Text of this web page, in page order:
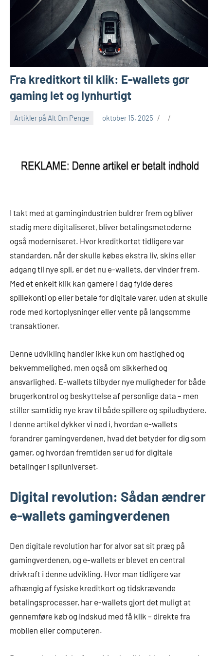
Fra kreditkort til klik: E-wallets gør
gaming let og lynhurtigt
Artikler på Alt Om Penge oktober 15, 2025
I takt med at gamingindustrien buldrer frem og bliver
stadig mere digitaliseret, bliver betalingsmetoderne
også moderniseret. Hvor kreditkortet tidligere var
standarden, når der skulle købes ekstra liv, skins eller
adgang til nye spil, er det nu e-wallets, der vinder frem.
Med et enkelt klik kan gamere i dag fylde deres
spillekonti op eller betale for digitale varer, uden at skulle
rode med kortoplysninger eller vente på langsomme
transaktioner.
Denne udvikling handler ikke kun om hastighed og
bekvemmelighed, men også om sikkerhed og
ansvarlighed. E-wallets tilbyder nye muligheder for både
brugerkontrol og beskyttelse af personlige data – men
stiller samtidig nye krav til både spillere og spiludbydere.
I denne artikel dykker vi ned i, hvordan e-wallets
forandrer gamingverdenen, hvad det betyder for dig som
gamer, og hvordan fremtiden ser ud for digitale
betalinger i spiluniverset.
Digital revolution: Sådan ændrer
e-wallets gamingverdenen
Den digitale revolution har for alvor sat sit præg på
gamingverdenen, og e-wallets er blevet en central
drivkraft i denne udvikling. Hvor man tidligere var
afhængig af fysiske kreditkort og tidskrævende
betalingsprocesser, har e-wallets gjort det muligt at
gennemføre køb og indskud med få klik – direkte fra
mobilen eller computeren.